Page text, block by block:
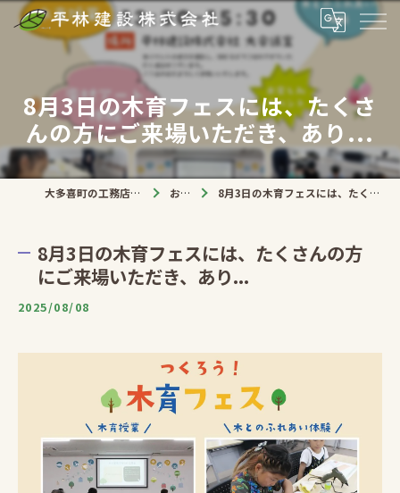
8月3日の木育フェスには、たくさ
んの方にご来場いただき、あり...
大多喜町の工務店なら平林建設株式会社 お知らせ 8月3日の木育フェスには、たくさんの方にご来場いただき、あり...
8月3日の木育フェスには、たくさんの方
にご来場いただき、あり...
2025/08/08